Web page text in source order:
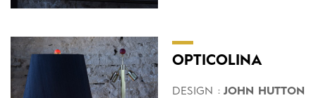
OPTICOLINA
DESIGN : JOHN HUTTON